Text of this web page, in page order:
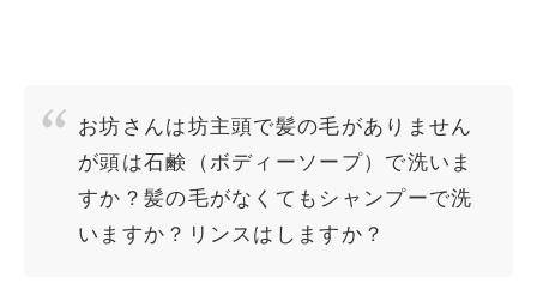
お坊さんは坊主頭で髪の毛がありません
が頭は石鹸（ボディーソープ）で洗いま
すか？髪の毛がなくてもシャンプーで洗
いますか？リンスはしますか？